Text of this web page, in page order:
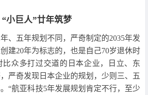
小巨人”廿年筑梦
五年规划不同，严奇制定的2035年发
建20年为标志的，也是自己70岁退休时
比众多打过交道的日本企业，日立、东
严奇发现日本企业的规划，少则三、五
“航亚科技5年发展规划肯定不行，至少